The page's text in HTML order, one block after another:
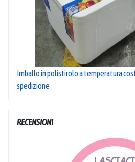
Imballo in polistirolo a temperatura
spedizione
RECENSIONI